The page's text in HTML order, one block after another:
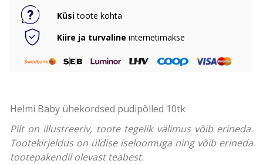
Küsitoote kohta
Kiire ja turvaline internetimakse
Helmi Baby ühekordsed pudipõlled 10tk
Pilt on illustreeriv, toote tegelik välimus võib erineda.
Tootekirjeldus on üldise iseloomuga ning võib erineda
tootepakendil olevast teabest.